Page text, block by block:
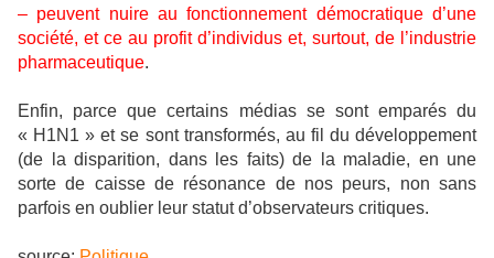
– peuvent nuire au fonctionnement démocratique d’une
société, et ce au profit d’individus et, surtout, de l’industrie
pharmaceutique.
Enfin, parce que certains médias se sont emparés du
« H1N1 » et se sont transformés, au fil du développement
(de la disparition, dans les faits) de la maladie, en une
sorte de caisse de résonance de nos peurs, non sans
parfois en oublier leur statut d’observateurs critiques.